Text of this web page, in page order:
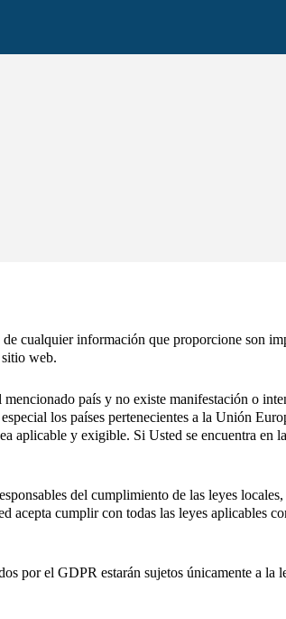
cualquier información que proporcione son
web.
país y no existe manifestación o
los países pertenecientes a la Unión
aplicable y exigible. Si Usted se encuentra en
del cumplimiento de las leyes locales,
acepta cumplir con todas las leyes aplicables
por el GDPR estarán sujetos únicamente a la